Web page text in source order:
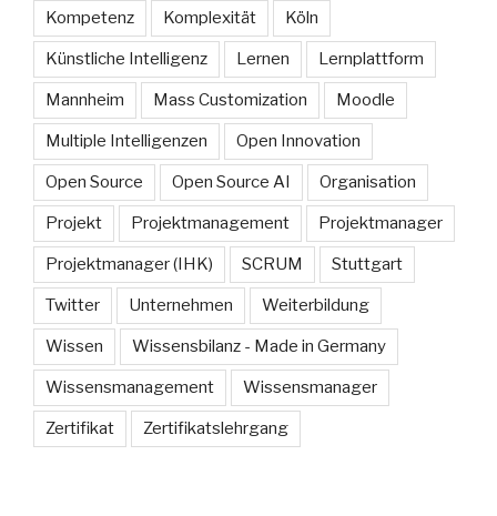
Kompetenz Komplexität Köln
Künstliche Intelligenz Lernen Lernplattform
Mannheim Mass Customization Moodle
Multiple Intelligenzen Open Innovation
Open Source Open Source AI Organisation
Projekt Projektmanagement Projektmanager
Projektmanager (IHK) SCRUM Stuttgart
Twitter Unternehmen Weiterbildung
Wissen Wissensbilanz - Made in Germany
Wissensmanagement Wissensmanager
Zertifikat Zertifikatslehrgang